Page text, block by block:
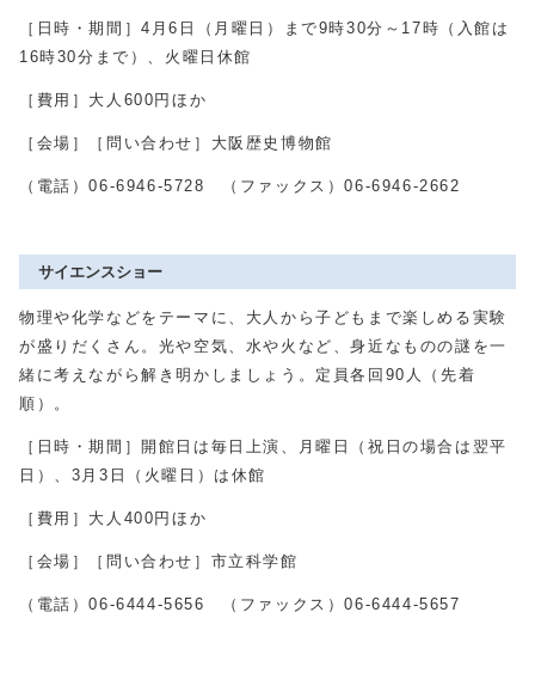
［日時・期間］4 月6 日（月曜日）まで9時30分～ 17 時（入館は
16時30分まで）、火曜日休館
［費用］大人 600 円ほか
［会場］［問い合わせ］大阪歴史博物館
（電話）06-6946-5728 （ファックス）06-6946-2662
サイエンスショー
物理や化学などをテーマに、大人から子どもまで楽しめる実験
が盛りだくさん。光や空気、水や火など、身近なものの謎を一
緒に考えながら解き明かしましょう。定員各回 90 人（先着
順）。
［日時・期間］開館日は毎日上演、月曜日（祝日の場合は翌平
日）、 3 月3 日（火曜日）は休館
［費用］大人 400 円ほか
［会場］［問い合わせ］市立科学館
（電話）06-6444-5656 （ファックス）06-6444-5657